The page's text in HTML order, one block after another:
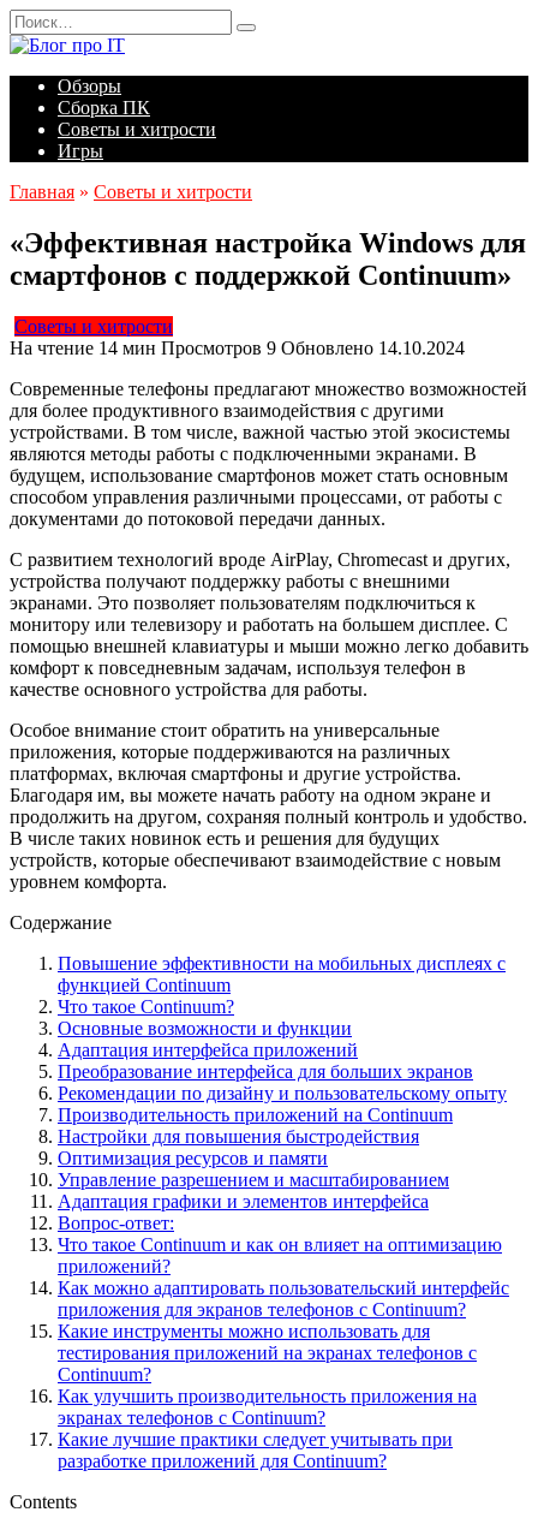
Перейти
к
содержанию
Search
for:
Обзоры
Сборка ПК
Советы и хитрости
Игры
Главная » Советы и хитрости
«Эффективная настройка Windows для
смартфонов с поддержкой Continuum»
Советы и хитрости
На чтение 14 мин Просмотров 9 Обновлено 14.10.2024
Современные телефоны предлагают множество возможностей
для более продуктивного взаимодействия с другими
устройствами. В том числе, важной частью этой экосистемы
являются методы работы с подключенными экранами. В
будущем, использование смартфонов может стать основным
способом управления различными процессами, от работы с
документами до потоковой передачи данных.
С развитием технологий вроде AirPlay, Chromecast и других,
устройства получают поддержку работы с внешними
экранами. Это позволяет пользователям подключиться к
монитору или телевизору и работать на большем дисплее. С
помощью внешней клавиатуры и мыши можно легко добавить
комфорт к повседневным задачам, используя телефон в
качестве основного устройства для работы.
Особое внимание стоит обратить на универсальные
приложения, которые поддерживаются на различных
платформах, включая смартфоны и другие устройства.
Благодаря им, вы можете начать работу на одном экране и
продолжить на другом, сохраняя полный контроль и удобство.
В числе таких новинок есть и решения для будущих
устройств, которые обеспечивают взаимодействие с новым
уровнем комфорта.
Содержание
Повышение эффективности на мобильных дисплеях с
функцией Continuum
Что такое Continuum?
Основные возможности и функции
Адаптация интерфейса приложений
Преобразование интерфейса для больших экранов
Рекомендации по дизайну и пользовательскому опыту
Производительность приложений на Continuum
Настройки для повышения быстродействия
Оптимизация ресурсов и памяти
Управление разрешением и масштабированием
Адаптация графики и элементов интерфейса
Вопрос-ответ:
Что такое Continuum и как он влияет на оптимизацию
приложений?
Как можно адаптировать пользовательский интерфейс
приложения для экранов телефонов с Continuum?
Какие инструменты можно использовать для
тестирования приложений на экранах телефонов с
Continuum?
Как улучшить производительность приложения на
экранах телефонов с Continuum?
Какие лучшие практики следует учитывать при
разработке приложений для Continuum?
Contents